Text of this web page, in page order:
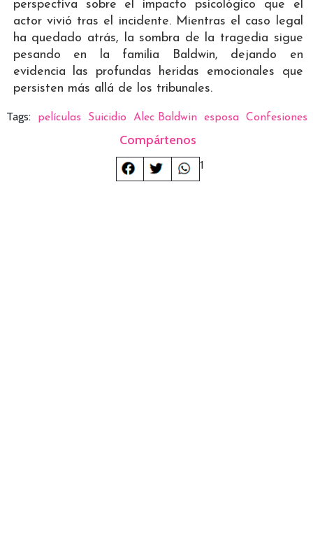
perspectiva sobre el impacto psicológico que el
actor vivió tras el incidente. Mientras el caso legal
ha quedado atrás, la sombra de la tragedia sigue
pesando en la familia Baldwin, dejando en
evidencia las profundas heridas emocionales que
persisten más allá de los tribunales.
Tags: películas Suicidio Alec Baldwin esposa Confesiones
Compártenos
1